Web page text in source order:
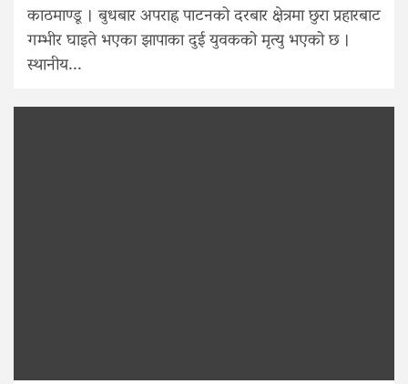
काठमाण्डू । बुधबार अपराह्न पाटनको दरबार क्षेत्रमा छुरा प्रहारबाट
गम्भीर घाइते भएका झापाका दुई युवकको मृत्यु भएको छ ।
स्थानीय...